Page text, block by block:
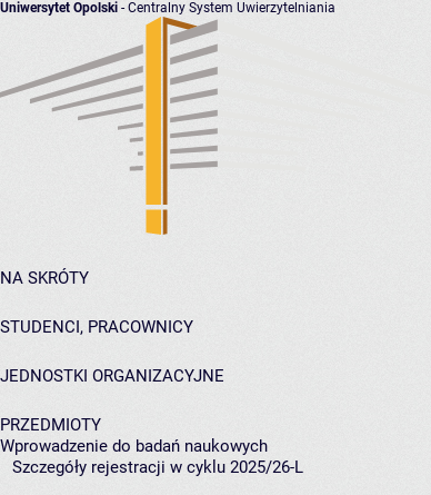
Uniwersytet Opolski - Centralny System Uwierzytelniania
NA SKRÓTY
STUDENCI, PRACOWNICY
JEDNOSTKI ORGANIZACYJNE
PRZEDMIOTY
Wprowadzenie do badań naukowych
Szczegóły rejestracji w cyklu 2025/26-L